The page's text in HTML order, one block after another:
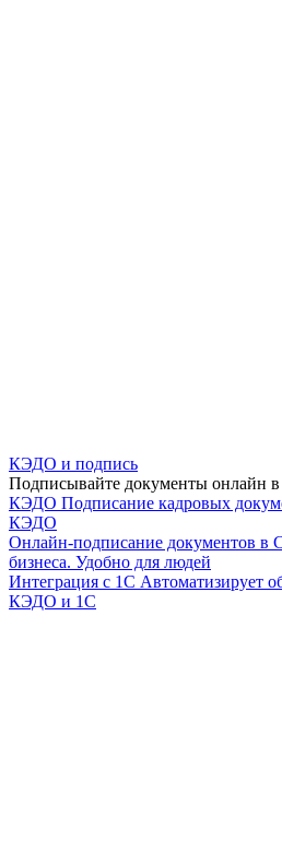
КЭДО и подпись
Подписывайте документы онлайн
КЭДО Подписание кадровых
КЭДО
Онлайн-подписание документов в
бизнеса. Удобно для людей
Интеграция с 1С Автоматизирует
КЭДО и 1С